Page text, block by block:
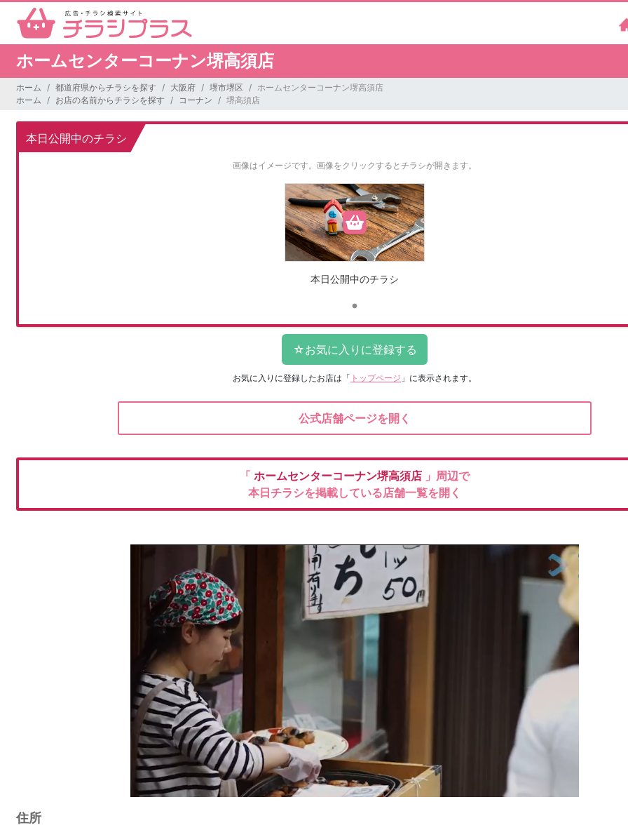
ホームセンターコーナン堺高須店
ホーム 都道府県からチラシを探す 大阪府 堺市堺区
ホームセンターコーナン堺高須店
ホーム
お店の名前からチラシを探す コーナン 堺高須店
本日公開中のチラシ
画像はイメージです。 画像をクリックするとチラシが開きます。
本日公開中のチラシ
お気に入りに登録したお店は 「 トップページ 」に表示されます。
公式店舗ページを開く
「 ホームセンターコーナン堺高須店 」周辺で
本日チラシを掲載している店舗一覧を開く
住所